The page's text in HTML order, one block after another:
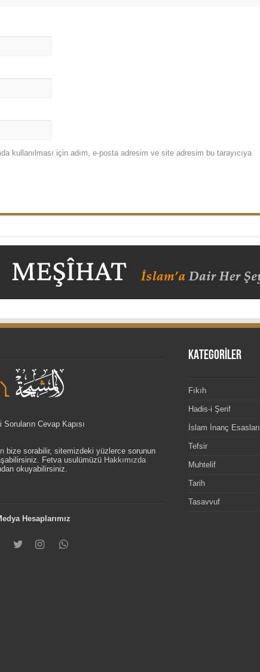
kullanılması için adım, e-posta adresim ve site adresim bu tarayıcıya
Cevap Kapısı
bize sorabilir, sitemizdeki yüzlerce sorunun
Fetva usulümüzü Hakkımızda
okuyabilirsiniz.
Hesaplarımız
KATEGORİLER
Fıkıh
Hadis-i Şerif
İslam İnanç Esasları
Tefsir
Muhtelif
Tarih
Tasavvuf